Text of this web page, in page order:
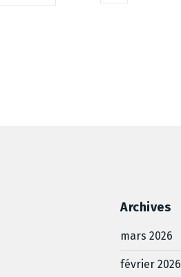
Archives
mars 2026
février 2026